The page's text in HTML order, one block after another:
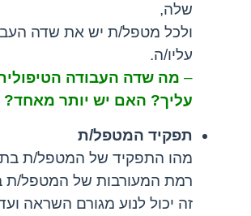
שלה,
ולכל מטפל/ת יש את שדה
עליו/ה.
– מה שדה העבודה
עליך? האם יש יותר מאחד?
תפקיד המטפל/ת
מהו התפקיד של המטפל/ת
רמת המעורבות של המטפל/ת
זה יכול לנוע מגורם השראה